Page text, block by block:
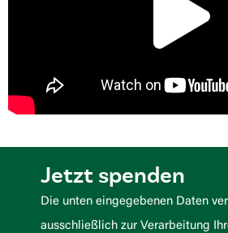
Jetzt spenden
Die unten eingegebenen Daten
ausschließlich zur Verarbeitung